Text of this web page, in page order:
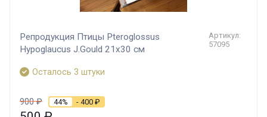
Репродукция Птицы Pteroglossus
Hypoglaucus J.Gould 21х30 см
Артикул:
57095
Осталось 3 штуки
900₽ 44% - 400 ₽